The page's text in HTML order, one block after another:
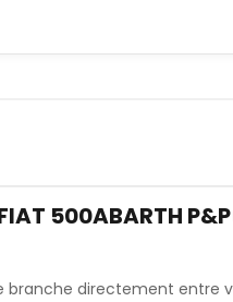
500ABARTH
branche directement entre